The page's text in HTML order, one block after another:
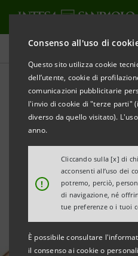
Consenso all'uso di
Questo sito utilizza cookie
dell’utente, cookie di
comunicazioni pubblicitarie
l'invio di cookie di "terze parti"
diverso da quello visitato).
anno.
!
Cliccando sulla [x] di
acconsenti all’uso dei
potremo, perciò,
di navigazione, né
tue preferenze o i tuoi
È possibile consultare
il consenso ai cookie o
Tutte le news
Formula: al
“La
Gusto di